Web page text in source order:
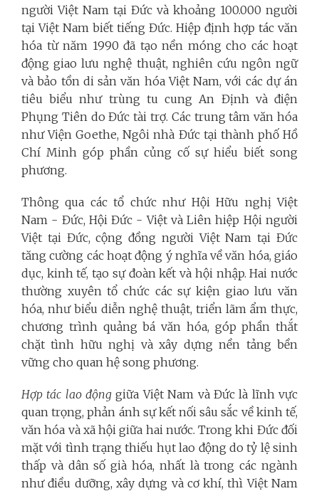
người Việt Nam tại Đức và khoảng 100.000 người
tại Việt Nam biết tiếng Đức. Hiệp định hợp tác văn
hóa từ năm 1990 đã tạo nền móng cho các hoạt
động giao lưu nghệ thuật, nghiên cứu ngôn ngữ
và bảo tồn di sản văn hóa Việt Nam, với các dự án
tiêu biểu như trùng tu cung An Định và điện
Phụng Tiên do Đức tài trợ. Các trung tâm văn hóa
như Viện Goethe, Ngôi nhà Đức tại thành phố Hồ
Chí Minh góp phần củng cố sự hiểu biết song
phương.
Thông qua các tổ chức như Hội Hữu nghị Việt
Nam - Đức, Hội Đức - Việt và Liên hiệp Hội người
Việt tại Đức, cộng đồng người Việt Nam tại Đức
tăng cường các hoạt động ý nghĩa về văn hóa, giáo
dục, kinh tế, tạo sự đoàn kết và hội nhập. Hai nước
thường xuyên tổ chức các sự kiện giao lưu văn
hóa, như biểu diễn nghệ thuật, triển lãm ẩm thực,
chương trình quảng bá văn hóa, góp phần thắt
chặt tình hữu nghị và xây dựng nền tảng bền
vững cho quan hệ song phương.
Hợp tác lao động giữa Việt Nam và Đức là lĩnh vực
quan trọng, phản ánh sự kết nối sâu sắc về kinh tế,
văn hóa và xã hội giữa hai nước. Trong khi Đức đối
mặt với tình trạng thiếu hụt lao động do tỷ lệ sinh
thấp và dân số già hóa, nhất là trong các ngành
như điều dưỡng, xây dựng và cơ khí, thì Việt Nam